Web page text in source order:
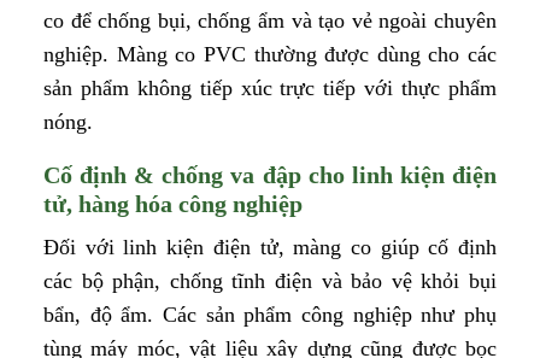
co để chống bụi, chống ẩm và tạo vẻ ngoài chuyên
nghiệp. Màng co PVC thường được dùng cho các
sản phẩm không tiếp xúc trực tiếp với thực phẩm
nóng.
Cố định & chống va đập cho linh kiện điện
tử, hàng hóa công nghiệp
Đối với linh kiện điện tử, màng co giúp cố định
các bộ phận, chống tĩnh điện và bảo vệ khỏi bụi
bẩn, độ ẩm. Các sản phẩm công nghiệp như phụ
tùng máy móc, vật liệu xây dựng cũng được bọc